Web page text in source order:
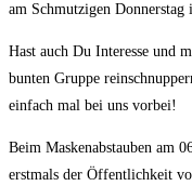
am Schmutzigen Donnerstag
Hast auch Du Interesse und
bunten Gruppe
einfach mal bei uns vorbei!
Beim Maskenabstauben am
erstmals der Öffentlichkeit